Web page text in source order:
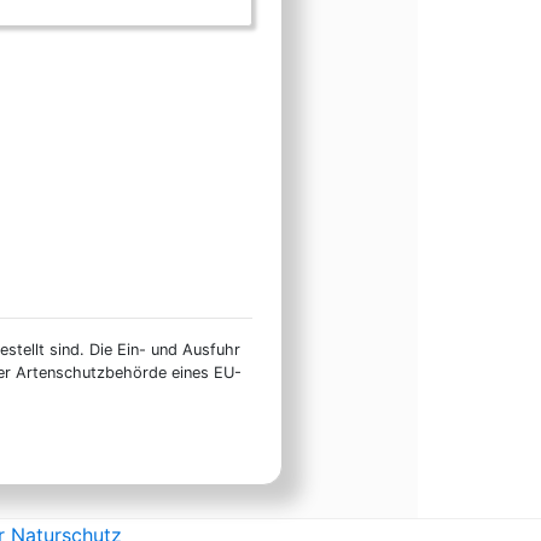
sind. Die Ein- und Ausfuhr
Artenschutzbehörde eines EU-